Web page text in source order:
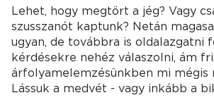
Lehet, hogy megtört a jég? Vagy
szusszanót kaptunk? Netán
ugyan, de továbbra is oldalazgatni
kérdésekre nehéz válaszolni, ám
árfolyamelemzésünkben mi mégis
Lássuk a medvét - vagy inkább a